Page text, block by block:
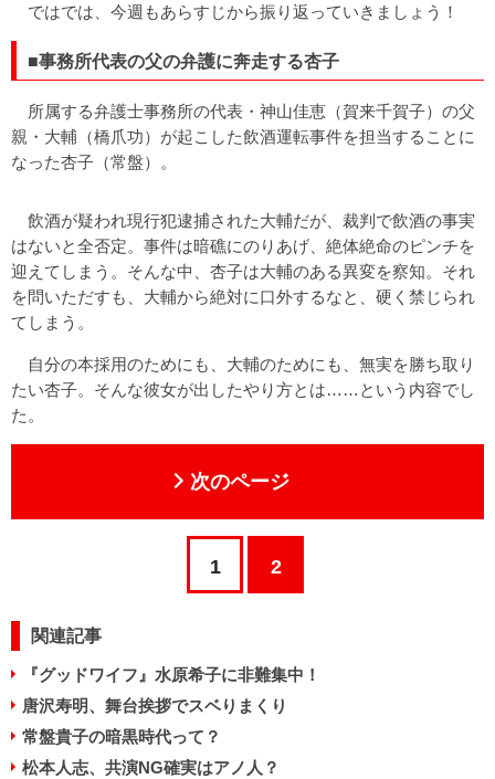
ではでは、今週もあらすじから振り返っていきましょう！
■事務所代表の父の弁護に奔走する杏子
所属する弁護士事務所の代表・神山佳恵（賀来千賀子）の父
親・大輔（橋爪功）が起こした飲酒運転事件を担当することに
なった杏子（常盤）。
飲酒が疑われ現行犯逮捕された大輔だが、裁判で飲酒の事実
はないと全否定。事件は暗礁にのりあげ、絶体絶命のピンチを
迎えてしまう。そんな中、杏子は大輔のある異変を察知。それ
を問いただすも、大輔から絶対に口外するなと、硬く禁じられ
てしまう。
自分の本採用のためにも、大輔のためにも、無実を勝ち取り
たい杏子。そんな彼女が出したやり方とは……という内容でし
た。
次のページ
1 2
関連記事
『グッドワイフ』水原希子に非難集中！
唐沢寿明、舞台挨拶でスベりまくり
常盤貴子の暗黒時代って？
松本人志、共演NG確実はアノ人？